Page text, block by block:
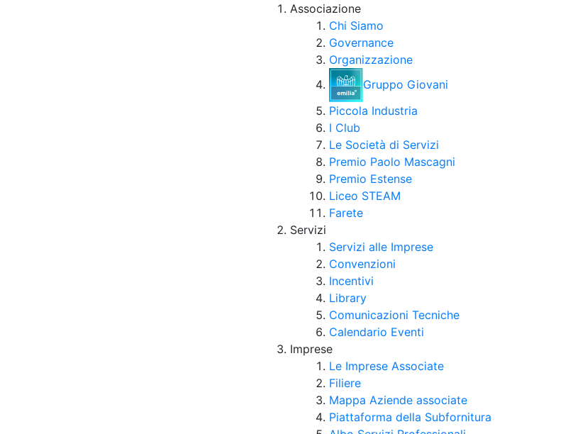
Associazione
Chi Siamo
Governance
Organizzazione
Gruppo Giovani
Piccola Industria
I Club
Le Società di Servizi
Premio Paolo Mascagni
Premio Estense
Liceo STEAM
Farete
Servizi
Servizi alle Imprese
Convenzioni
Incentivi
Library
Comunicazioni Tecniche
Calendario Eventi
Imprese
Le Imprese Associate
Filiere
Mappa Aziende associate
Piattaforma della Subfornitura